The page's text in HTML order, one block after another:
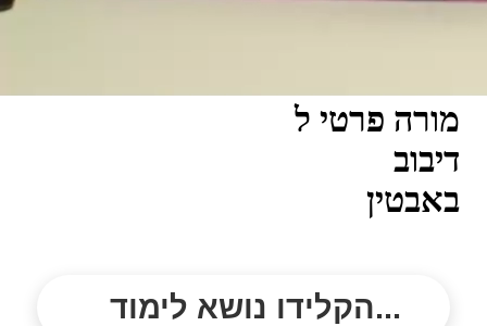
מורה פרטי ל
דיבוב
באבטין
הקלידו נושא לימוד...